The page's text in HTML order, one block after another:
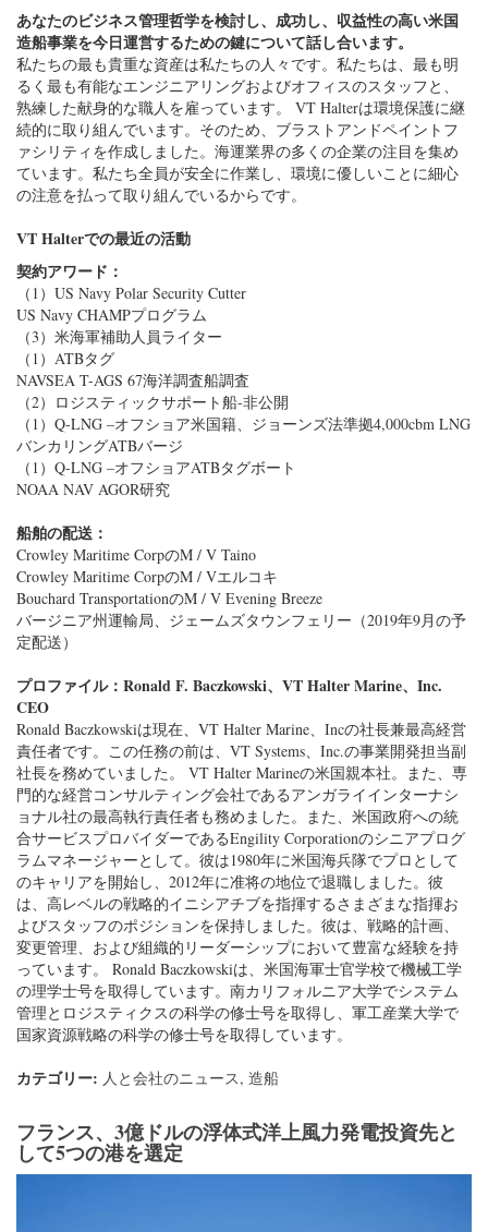
続的に取り組んでいます。そのため、ブラストアンドペイントフ
ァシリティを作成しました。海運業界の多くの企業の注目を集め
ています。私たち全員が安全に作業し、環境に優しいことに細心
の注意を払って取り組んでいるからです。
VT Halterでの最近の活動
契約アワード：
（1）US Navy Polar Security Cutter
US Navy CHAMPプログラム
（1）ATBタグ
NAVSEA T-AGS 67海洋調査船調査
（2）ロジスティックサポート船-非公開
（1）Q-LNG –オフショア米国籍、ジョーンズ法準拠4,000cbm LNG
バンカリングATBバージ
（1）Q-LNG –オフショアATBタグボート
NOAA NAV AGOR研究
船舶の配送：
Crowley Maritime CorpのM / V Taino
Crowley Maritime CorpのM / Vエルコキ
Bouchard TransportationのM / V Evening Breeze
バージニア州運輸局、ジェームズタウンフェリー（2019年9月の予
定配送）
プロファイル：Ronald F. Baczkowski、VT Halter Marine、Inc.
CEO
Ronald Baczkowskiは現在、VT Halter Marine、Incの社長兼最高経営
責任者です。この任務の前は、VT Systems、Inc.の事業開発担当副
社長を務めていました。 VT Halter Marineの米国親本社。また、専
門的な経営コンサルティング会社であるアンガライインターナシ
ョナル社の最高執行責任者も務めました。また、米国政府への統
合サービスプロバイダーであるEngility Corporationのシニアプログ
ラムマネージャーとして。彼は1980年に米国海兵隊でプロとして
のキャリアを開始し、2012年に准将の地位で退職しました。彼
は、高レベルの戦略的イニシアチブを指揮するさまざまな指揮お
よびスタッフのポジションを保持しました。彼は、戦略的計画、
変更管理、および組織的リーダーシップにおいて豊富な経験を持
っています。 Ronald Baczkowskiは、米国海軍士官学校で機械工学
の理学士号を取得しています。南カリフォルニア大学でシステム
管理とロジスティクスの科学の修士号を取得し、軍工産業大学で
国家資源戦略の科学の修士号を取得しています。
カテゴリー:人と会社のニュース ,造船
フランス、3億ドルの浮体式洋上風力発電投資先と
して5つの港を選定